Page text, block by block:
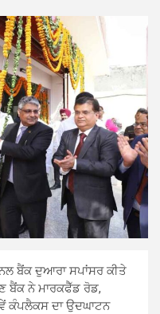
ਬੈਂਕ ਦੁਆਰਾ ਸਪਾਂਸਰ ਕੀਤੇ
ਬੈਂਕ ਨੇ ਮਾਰਕਫੈੱਡ ਰੋਡ,
ਕੰਪਲੈਕਸ ਦਾ ਉਦਘਾਟਨ